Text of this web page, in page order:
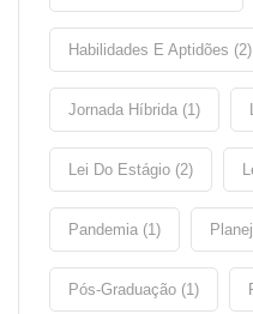
Habilidades E Aptidões (2)
Jornada Híbrida (1)
Lei Do Estágio (2)
Pandemia (1)
Pós-Graduação (1)